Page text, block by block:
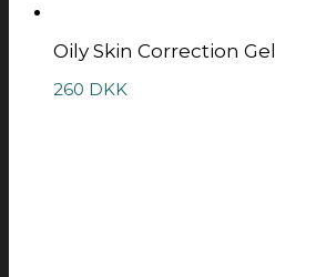
Oily Skin Correction Gel
260 DKK